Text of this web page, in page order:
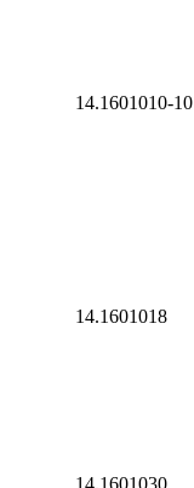
14.1601010-10
14.1601018
14.1601030